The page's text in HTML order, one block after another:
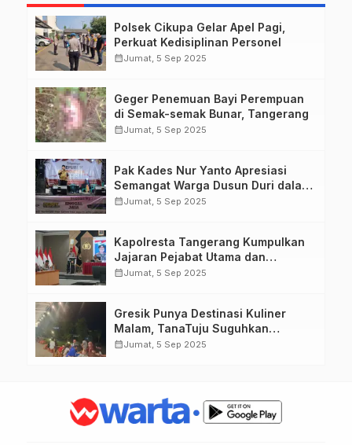
Polsek Cikupa Gelar Apel Pagi,
Perkuat Kedisiplinan Personel
calendar_monthJumat, 5 Sep 2025
Geger Penemuan Bayi Perempuan
di Semak-semak Bunar, Tangerang
calendar_monthJumat, 5 Sep 2025
Pak Kades Nur Yanto Apresiasi
Semangat Warga Dusun Duri dalam
Peringatan HUT RI ke-80
calendar_monthJumat, 5 Sep 2025
Kapolresta Tangerang Kumpulkan
Jajaran Pejabat Utama dan
Kapolsek untuk Paparkan
calendar_monthJumat, 5 Sep 2025
Gresik Punya Destinasi Kuliner
Malam, TanaTuju Suguhkan
Makanan UMKM, Live Music, dan
calendar_monthJumat, 5 Sep 2025